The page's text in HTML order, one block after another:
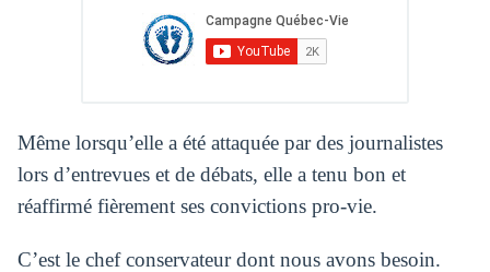
Même lorsqu’elle a été attaquée par des journalistes
lors d’entrevues et de débats, elle a tenu bon et
réaffirmé fièrement ses convictions pro-vie.
C’est le chef conservateur dont nous avons besoin.